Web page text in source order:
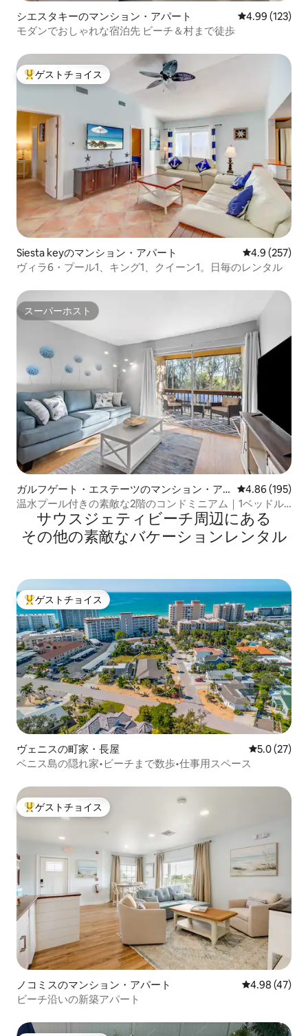
シエスタキーのマンション・アパート レビュー123
4.99 (123)
モダンでおしゃれな宿泊先 ビーチ＆村まで徒歩
大好評のゲストチョイスです。
ゲストチョイス
Siesta keyのマンション・アパート レビュー257
4.9 (257)
ヴィラ6・プール1、キング1、クイーン1。日毎のレンタル
スーパーホスト
スーパーホスト
ガルフゲート・エステーツのマンション・ア
パート
レビュー195
4.86 (195)
温水プール付きの素敵な2階のコンドミニアム｜1ベッドル
サウスジェティビーチ⁠周⁠辺⁠に⁠あ⁠る
そ⁠の⁠他⁠の素⁠敵⁠なバ⁠ケ⁠ー⁠シ⁠ョ⁠ン⁠レ⁠ン⁠タ⁠ル
大好評のゲストチョイスです。
ゲストチョイス
ヴェニスの町家・長屋 レビュー27
5.0 (27)
ベニス島の隠れ家•ビーチまで数歩•仕事用スペース
大好評のゲストチョイスです。
ゲストチョイス
ノコミスのマンション・アパート レビュー47
4.98 (47)
ビーチ沿いの新築アパート